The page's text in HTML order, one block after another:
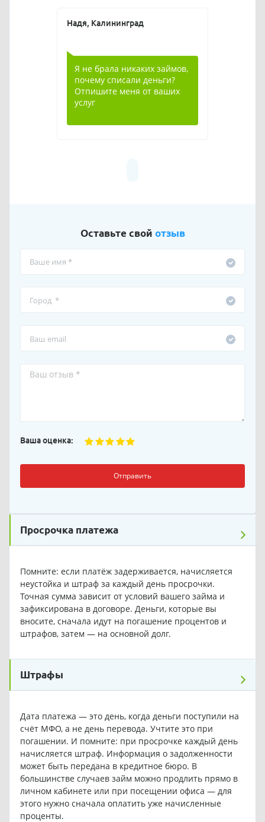
Надя, Калининград
Я не брала никаких займов,
почему списали деньги?
Отпишите меня от ваших
услуг
Оставьте свой отзыв
Ваша оценка:
Отправить
Просрочка платежа
Помните: если платёж задерживается, начисляется
неустойка и штраф за каждый день просрочки.
Точная сумма зависит от условий вашего займа и
зафиксирована в договоре. Деньги, которые вы
вносите, сначала идут на погашение процентов и
штрафов, затем — на основной долг.
Штрафы
Дата платежа — это день, когда деньги поступили на
счёт МФО, а не день перевода. Учтите это при
погашении. И помните: при просрочке каждый день
начисляется штраф. Информация о задолженности
может быть передана в кредитное бюро. В
большинстве случаев займ можно продлить прямо в
личном кабинете или при посещении офиса — для
этого нужно сначала оплатить уже начисленные
проценты.